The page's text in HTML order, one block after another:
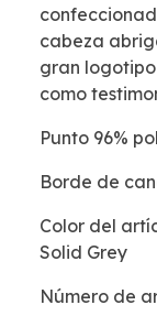
cabeza
gran
como
Punto 96%
Borde de
Color del
Solid Grey
Número de